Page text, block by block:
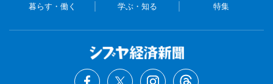
暮らす・働く 学ぶ・知る 特集